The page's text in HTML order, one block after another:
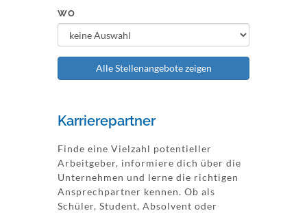
WO
Alle Stellenangebote zeigen
Karrierepartner
Finde eine Vielzahl potentieller
Arbeitgeber, informiere dich über die
Unternehmen und lerne die richtigen
Ansprechpartner kennen. Ob als
Schüler, Student, Absolvent oder